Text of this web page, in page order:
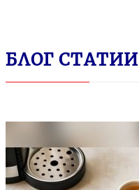
БЛОГ СТАТИИ